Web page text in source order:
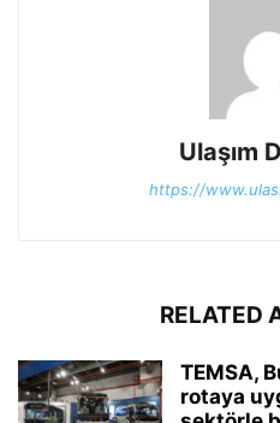
Ulaşım
https://
RELATED
TEMSA,
rotaya